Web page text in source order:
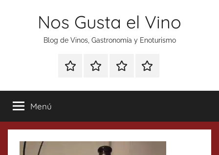
Nos Gusta el Vino
Blog de Vinos, Gastronomía y Enoturismo
Especial
Tonics
Enoturismo
Gastronomía
RankingContacto
Menú